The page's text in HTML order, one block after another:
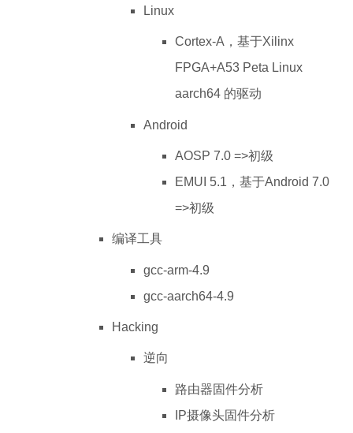
Linux
Cortex-A，基于Xilinx
FPGA+A53 Peta Linux
aarch64 的驱动
Android
AOSP 7.0 =>初级
EMUI 5.1，基于Android 7.0
=>初级
编译工具
gcc-arm-4.9
gcc-aarch64-4.9
Hacking
逆向
路由器固件分析
IP摄像头固件分析